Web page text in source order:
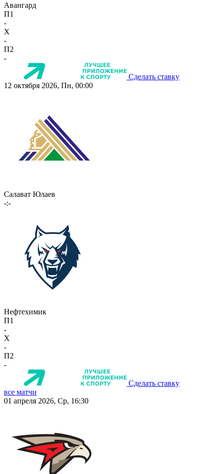
Авангард
П1
-
X
-
П2
-
Сделать ставку
12 октября 2026, Пн, 00:00
Салават Юлаев
-:-
Нефтехимик
П1
-
X
-
П2
-
Сделать ставку
все матчи
01 апреля 2026, Ср, 16:30